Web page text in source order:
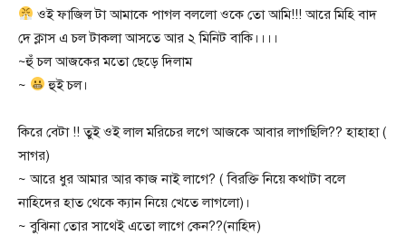
ওই ফাজিল টা আমাকে পাগল বললো ওকে তো আমি!!! আরে মিহি বাদ
দে ক্লাস এ চল টাকলা আসতে আর ২ মিনিট বাকি।।।।
~হুঁ চল আজকের মতো ছেড়ে দিলাম
~
হুই চল।
কিরে বেটা !! তুই ওই লাল মরিচের লগে আজকে আবার লাগছিলি?? হাহাহা (
সাগর)
~ আরে ধুর আমার আর কাজ নাই লাগে? ( বিরক্তি নিয়ে কথাটা বলে
নাহিদের হাত থেকে ক্যান নিয়ে খেতে লাগলো)।
~ বুঝিনা তোর সাথেই এতো লাগে কেন??(নাহিদ)